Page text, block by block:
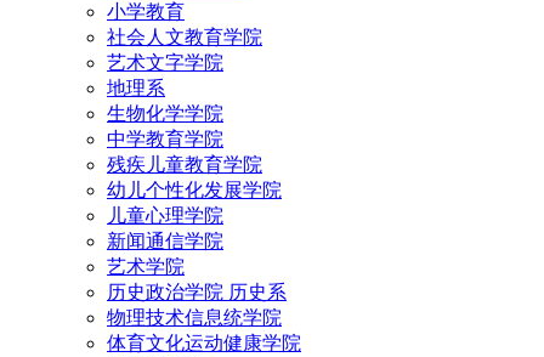
小学教育
社会人文教育学院
艺术文字学院
地理系
生物化学学院
中学教育学院
残疾儿童教育学院
幼儿个性化发展学院
儿童心理学院
新闻通信学院
艺术学院
历史政治学院 历史系
物理技术信息统学院
体育文化运动健康学院